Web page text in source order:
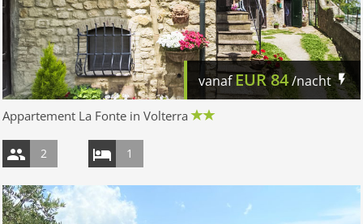
vanafEUR84/nacht
Appartement La Fonte in Volterra
2 1